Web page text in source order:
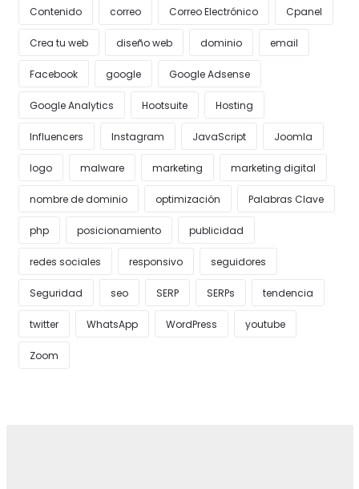
Contenido correo Correo Electrónico Cpanel
Crea tu web diseño web dominio email
Facebook google Google Adsense
Google Analytics Hootsuite Hosting
Influencers Instagram JavaScript Joomla
logo malware marketing marketing digital
nombre de dominio optimización Palabras Clave
php posicionamiento publicidad
redes sociales responsivo seguidores
Seguridad seo SERP SERPs tendencia
twitter WhatsApp WordPress youtube
Zoom